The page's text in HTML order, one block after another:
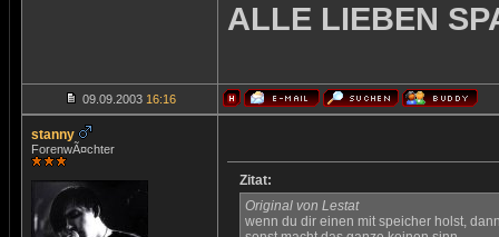
ALLE LIEBEN
09.09.2003 16:16
stanny
ForenwÃ¤chter
Zitat:
Original von Lestat
wenn du dir einen mit speicher holst,